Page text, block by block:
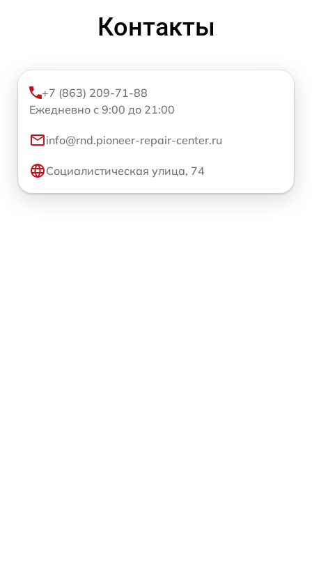
Контакты
+7 (863) 209-71-88
Ежедневно с 9:00 до 21:00
info@rnd.pioneer-repair-center.ru
Социалистическая улица, 74